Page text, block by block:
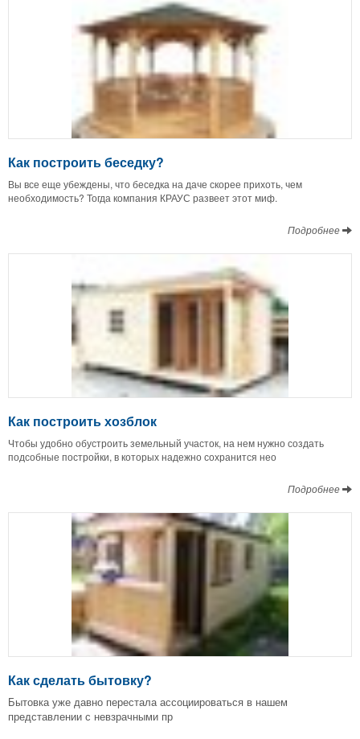
Как построить беседку?
Вы все еще убеждены, что беседка на даче скорее прихоть, чем
необходимость? Тогда компания КРАУС развеет этот миф.
Подробнее
Как построить хозблок
Чтобы удобно обустроить земельный участок, на нем нужно создать
подсобные постройки, в которых надежно сохранится нео
Подробнее
Как сделать бытовку?
Бытовка уже давно перестала ассоциироваться в нашем
представлении с невзрачными пр